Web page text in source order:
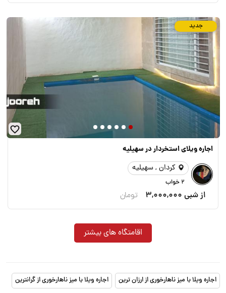
جدید
اجاره ویلای استخردار در سهیلیه
کردان , سهیلیه
2 خواب
از شبی 3,000,000 تومان
اقامتگاه های بیشتر
اجاره ویلا با میز ناهارخوری از ارزان ترین اجاره ویلا با میز ناهارخوری از گرانترین